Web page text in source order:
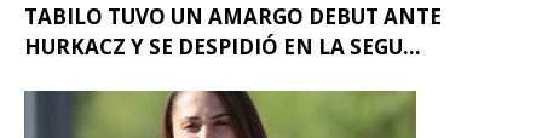
TABILO TUVO UN AMARGO DEBUT ANTE
HURKACZ Y SE DESPIDIÓ EN LA SEGU...